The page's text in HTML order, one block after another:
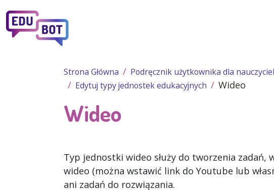
Strona Główna Podręcznik użytkownika dla
Edytuj typy jednostek edukacyjnych
Wideo
Wideo
Typ jednostki wideo służy do tworzenia
wideo (można wstawić link do Youtube lub
ani zadań do rozwiązania.